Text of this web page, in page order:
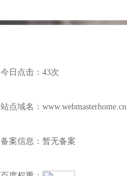
今日点击：43次
站点域名：www.webmasterhome.cn
备案信息：暂无备案